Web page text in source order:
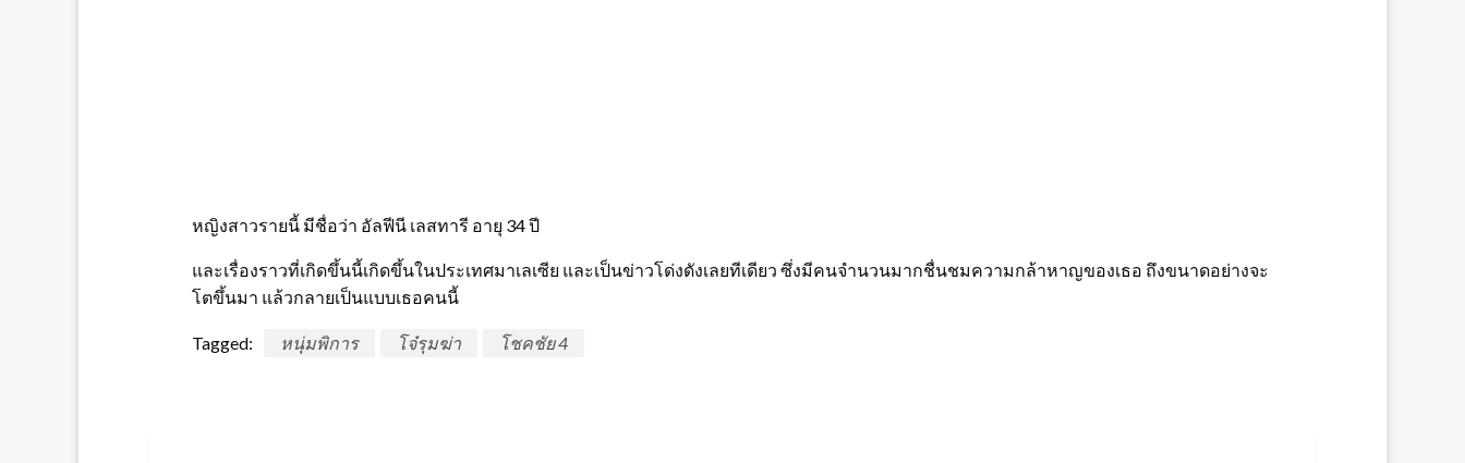
หญิงสาวรายนี้ มีชื่อว่า อัลฟีนี เลสทารี อายุ 34 ปี
และเรื่องราวที่เกิดขึ้นนี้เกิดขึ้นในประเทศมาเลเซีย และเป็นข่าวโด่งดังเลยทีเดียว ซึ่งมีคนจำนวนมากชื่นชมความกล้าหาญของเธอ ถึงขนาดอย่างจะ
โตขึ้นมา แล้วกลายเป็นแบบเธอคนนี้
Tagged: หนุ่มพิการ โจ๋รุมฆ่า โชคชัย 4